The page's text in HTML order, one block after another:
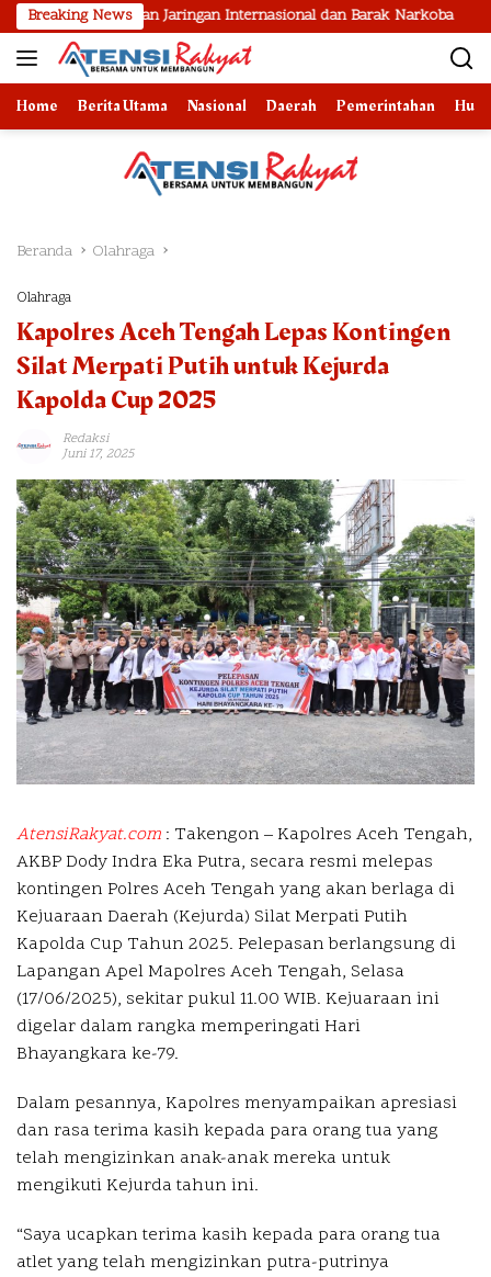
Langsung
ke
konten
Breaking News
Jaringan Internasional dan Barak Narkoba 2 Bulan
Home Berita Utama Nasional Daerah Pemerintahan
Beranda Olahraga
Olahraga
Kapolres Aceh Tengah Lepas Kontingen
Silat Merpati Putih untuk Kejurda
Kapolda Cup 2025
Redaksi
Juni 17, 2025
AtensiRakyat.com : Takengon – Kapolres Aceh Tengah,
AKBP Dody Indra Eka Putra, secara resmi melepas
kontingen Polres Aceh Tengah yang akan berlaga di
Kejuaraan Daerah (Kejurda) Silat Merpati Putih
Kapolda Cup Tahun 2025. Pelepasan berlangsung di
Lapangan Apel Mapolres Aceh Tengah, Selasa
(17/06/2025), sekitar pukul 11.00 WIB. Kejuaraan ini
digelar dalam rangka memperingati Hari
Bhayangkara ke-79.
Dalam pesannya, Kapolres menyampaikan apresiasi
dan rasa terima kasih kepada para orang tua yang
telah mengizinkan anak-anak mereka untuk
mengikuti Kejurda tahun ini.
“Saya ucapkan terima kasih kepada para orang tua
atlet yang telah mengizinkan putra-putrinya